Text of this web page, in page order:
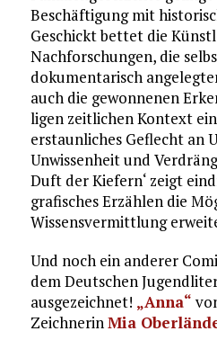
Beschäftigung mit
Geschickt bettet die
Nachforschungen, die
dokumentarisch
auch die gewonnenen
ligen zeitlichen Kontext
erstaunliches Geflecht an
Unwissenheit und
Duft der Kiefern‘ zeigt
grafisches Erzählen die
Wissensvermittlung
Und noch ein anderer
dem Deutschen
ausgezeichnet! „Anna“
Zeichnerin Mia